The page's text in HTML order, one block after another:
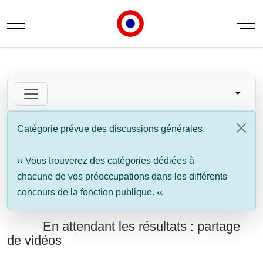
Mobile Menu Toggle Off-
Catégorie prévue des discussions générales.
›› Vous trouverez des catégories dédiées à
chacune de vos préoccupations dans les différents
concours de la fonction publique. ‹‹
En attendant les résultats : partage
de vidéos